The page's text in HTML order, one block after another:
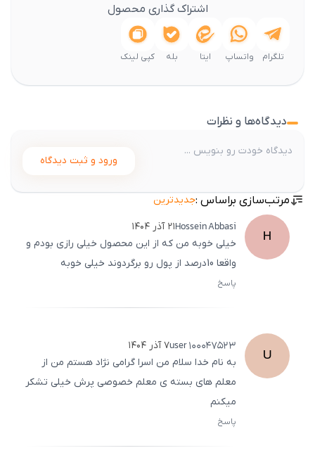
اشتراک گذاری محصول
تلگرام واتساپ ایتا بله کپی لینک
دیدگاه‌ها و نظرات
ورود و ثبت دیدگاه
مرتب‌سازی براساس :جدیدترین
H
HosseinAbbasi
۲۱ آذر ۱۴۰۴
خیلی خوبه من که از این محصول خیلی رازی بودم و
واقعا 10درصد از پول رو برگردوند خیلی خوبه
پاسخ
U
user100047523
۷ آذر ۱۴۰۴
به نام خدا سلام من اسرا گرامی نژاد هستم من از
معلم های بسته ی معلم خصوصی پرش خیلی تشکر
میکنم
پاسخ